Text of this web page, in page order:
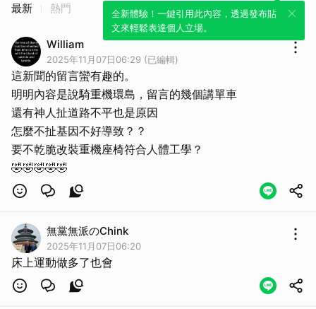
全新體驗！一鍵引用此內容，透過發布貼
文來輕鬆表達個人立場。
最新 熱門
William
2025年11月07日06:29 (已編輯)
這新聞的留言蠻有趣的。
明明內容是說騎重機環島，留言的幾個講單車
還有神人扯道路不平也是原因
怎麼不扯基因不好導致？？
要不乾脆改裝重機座椅符合人體工學？
🤣🤣🤣🤣🤣
無黨無派のChink
2025年11月07日06:20
床上運動做多了也會